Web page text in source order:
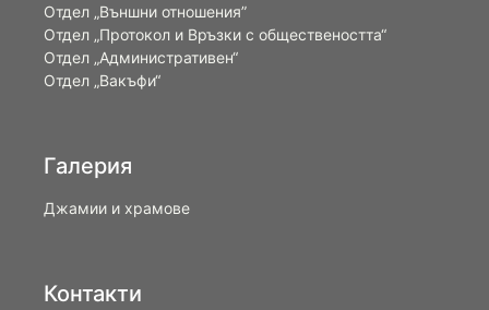
Отдел „Външни отношения”
Oтдел „Протокол и Връзки с обществеността“
Отдел „Административен“
Отдел „Вакъфи“
Галерия
Джамии и храмове
Контакти